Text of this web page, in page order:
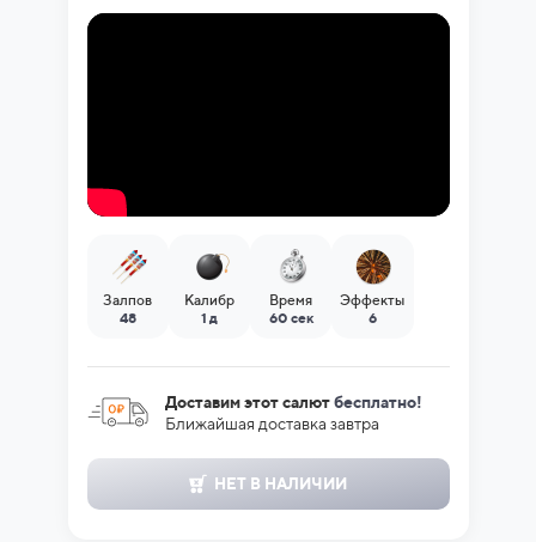
Залпов
48
Калибр
1 д
Время
60 сек
Эффекты
6
Доставим этот салютбесплатно!
Ближайшая доставка завтра
НЕТ В НАЛИЧИИ